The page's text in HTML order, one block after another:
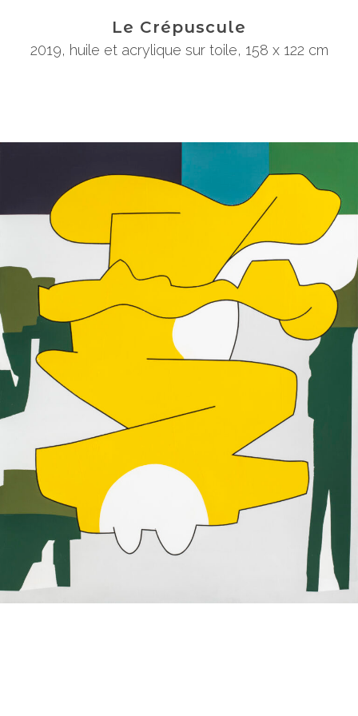
Le Crépuscule
2019, huile et acrylique sur toile, 158 x 122 cm